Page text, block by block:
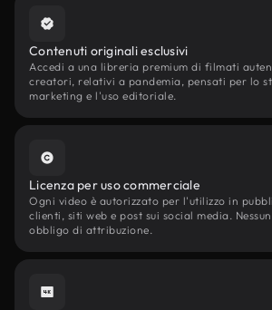
Contenuti originali esclusivi
Accedi a una libreria premium di filmati
creatori, relativi a pandemia, pensati per lo
marketing e l'uso editoriale.
Licenza per uso commerciale
Ogni video è autorizzato per l'utilizzo in
clienti, siti web e post sui social media.
obbligo di attribuzione.